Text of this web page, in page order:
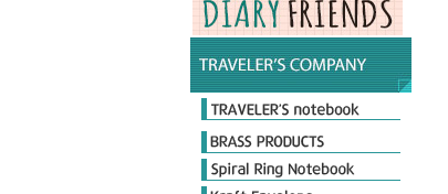
Original & Passport Size
Original Refills
Passport Refills
Customize
2026 Diary
Limited Edition